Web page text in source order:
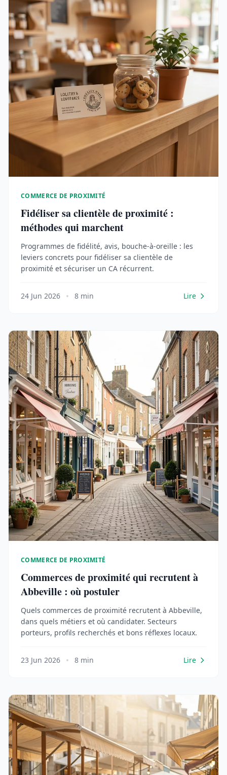
COMMERCE DE PROXIMITÉ
Fidéliser sa clientèle de proximité :
méthodes qui marchent
Programmes de fidélité, avis, bouche-à-oreille : les
leviers concrets pour fidéliser sa clientèle de
proximité et sécuriser un CA récurrent.
24 Jun 2026 8 min Lire
COMMERCE DE PROXIMITÉ
Commerces de proximité qui recrutent à
Abbeville : où postuler
Quels commerces de proximité recrutent à Abbeville,
dans quels métiers et où candidater. Secteurs
porteurs, profils recherchés et bons réflexes locaux.
23 Jun 2026 8 min Lire